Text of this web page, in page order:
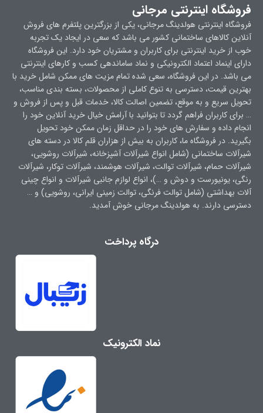
فروشگاه اینترنتی مرجانی
فروشگاه اینترنتی هولدینگ مرجانی، یکی از بزرگترین پلتفرم های فروش
آنلاین کالاهای ساختمانی کشور می باشد که سعی در ایجاد یک تجربه
خوب از خرید اینترنتی برای کاربران و مشتریان خود دارد. این فروشگاه
دارای اینماد اعتماد الکترونیکی و نماد ساماندهی کسب و کارهای اینترنتی
می باشد. در این فروشگاه، سعی شده تمام مزیت های ممکن شامل خرید با
بهترین قیمت، دسترسی به تنوع کاملی از محصولات، بسته بندی مناسب،
تحویل سریع و به موقع، تضمین اصالت کالا، خدمات قبل و پس از فروش و
… برای کاربران فراهم گردد تا بتوانید با آرامش خیال خرید آنلاین خود را
انجام داده و سفارش های خود را در حداقل زمان ممکن خود تحویل
بگیرید. در فروشگاه ما، کاربران به بیش از هزاران قلم کالا در دسته های
شیرآلات ساختمانی (شامل انواع شیرآلات آشپزخانه، شیرآلات روشویی،
شیرآلات حمام، شیرآلات توالت، شیرآلات هوشمند، شیرآلات توکار، شیرآلات
رنگی، یونیورست و دوش و …)، انواع لوازم جانبی شیرآلات و انواع چینی
آلات بهداشتی (شامل توالت فرنگی، توالت زمینی ایرانی، روشویی) و …
دسترسی دارند. به هولدینگ مرجانی خوش آمدید.
درگاه پرداخت
نماد الکترونیک